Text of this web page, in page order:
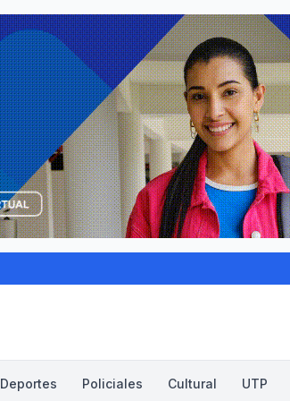
Deportes Policiales Cultural UTP